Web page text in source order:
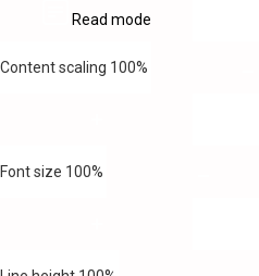
Read mode
Content scaling 100%
Font size 100%